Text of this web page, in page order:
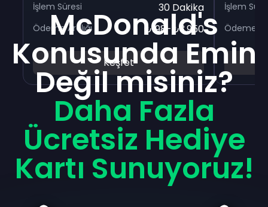
İşlem Süresi 30 Dakika
Ödeme Aralığı ₺198-₺3.950
Keşfet
İşlem
Ödeme
McDonald's
Konusunda Emin
Değil misiniz?
Daha Fazla
Ücretsiz Hediye
Kartı Sunuyoruz!